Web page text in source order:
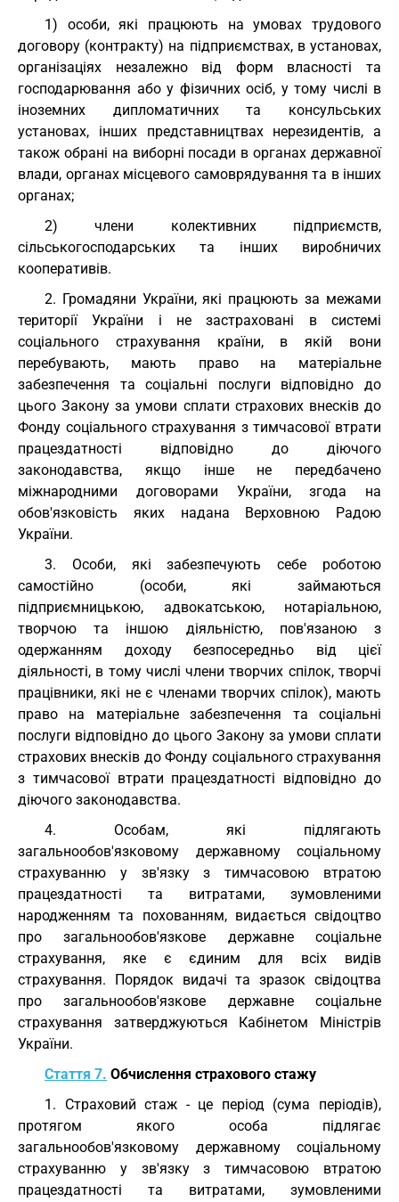
1) особи, які працюють на умовах трудового
договору (контракту) на підприємствах, в установах,
організаціях незалежно від форм власності та
господарювання або у фізичних осіб, у тому числі в
іноземних дипломатичних та консульських
установах, інших представництвах нерезидентів, а
також обрані на виборні посади в органах державної
влади, органах місцевого самоврядування та в інших
органах;
2) члени колективних підприємств,
сільськогосподарських та інших виробничих
кооперативів.
2. Громадяни України, які працюють за межами
території України і не застраховані в системі
соціального страхування країни, в якій вони
перебувають, мають право на матеріальне
забезпечення та соціальні послуги відповідно до
цього Закону за умови сплати страхових внесків до
Фонду соціального страхування з тимчасової втрати
працездатності відповідно до діючого
законодавства, якщо інше не передбачено
міжнародними договорами України, згода на
обов'язковість яких надана Верховною Радою
України.
3. Особи, які забезпечують себе роботою
самостійно (особи, які займаються
підприємницькою, адвокатською, нотаріальною,
творчою та іншою діяльністю, пов'язаною з
одержанням доходу безпосередньо від цієї
діяльності, в тому числі члени творчих спілок, творчі
працівники, які не є членами творчих спілок), мають
право на матеріальне забезпечення та соціальні
послуги відповідно до цього Закону за умови сплати
страхових внесків до Фонду соціального страхування
з тимчасової втрати працездатності відповідно до
діючого законодавства.
4. Особам, які підлягають
загальнообов'язковому державному соціальному
страхуванню у зв'язку з тимчасовою втратою
працездатності та витратами, зумовленими
народженням та похованням, видається свідоцтво
про загальнообов'язкове державне соціальне
страхування, яке є єдиним для всіх видів
страхування. Порядок видачі та зразок свідоцтва
про загальнообов'язкове державне соціальне
страхування затверджуються Кабінетом Міністрів
України.
Стаття 7. Обчислення страхового стажу
1. Страховий стаж - це період (сума періодів),
протягом якого особа підлягає
загальнообов'язковому державному соціальному
страхуванню у зв'язку з тимчасовою втратою
працездатності та витратами, зумовленими